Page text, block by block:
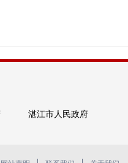
湛江市人民政府